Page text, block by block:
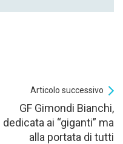
Articolo successivo
GF Gimondi Bianchi,
dedicata ai “giganti” ma
alla portata di tutti